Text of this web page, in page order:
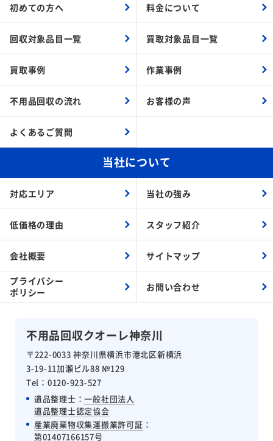
不用品回収クオーレ神奈川
〒222-0033 神奈川県横浜市港北区新横浜
3-19-11加瀬ビル88 №129
Tel：0120-923-527
遺品整理士：一般社団法人
遺品整理士認定協会
産業廃棄物収集運搬業許可証 ：
第01407166157号
初めての方へ 料金について
回収対象品目一覧 買取対象品目一覧
買取事例 作業事例
不用品回収の流れ お客様の声
よくあるご質問
当社について
対応エリア 当社の強み
低価格の理由 スタッフ紹介
会社概要 サイトマップ
プライバシー
ポリシー
お問い合わせ